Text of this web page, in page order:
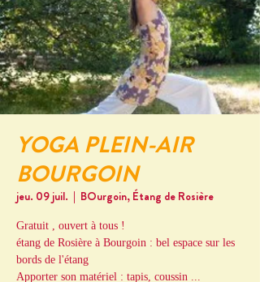
YOGA PLEIN-AIR
BOURGOIN
jeu. 09 juil.
  |
BOurgoin, Étang de Rosière
Gratuit , ouvert à tous !
étang de Rosière à Bourgoin : bel espace sur les
bords de l'étang
Apporter son matériel : tapis, coussin ...